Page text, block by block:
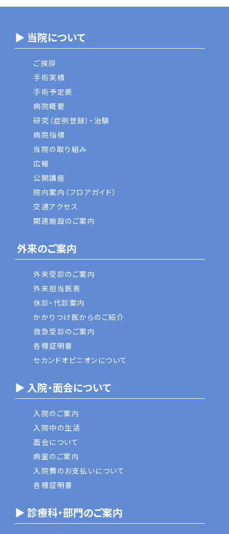
▶ 当院について
ご挨拶
手術実績
手術予定表
病院概要
研究（症例登録）・治験
病院指標
当院の取り組み
広報
公開講座
院内案内（フロアガイド）
交通アクセス
関連施設のご案内
外来のご案内
外来受診のご案内
外来担当医表
休診・代診案内
かかりつけ医からのご紹介
救急受診のご案内
各種証明書
セカンドオピニオンについて
▶ 入院・面会について
入院のご案内
入院中の生活
面会について
病室のご案内
入院費のお支払いについて
各種証明書
▶ 診療科・部門のご案内